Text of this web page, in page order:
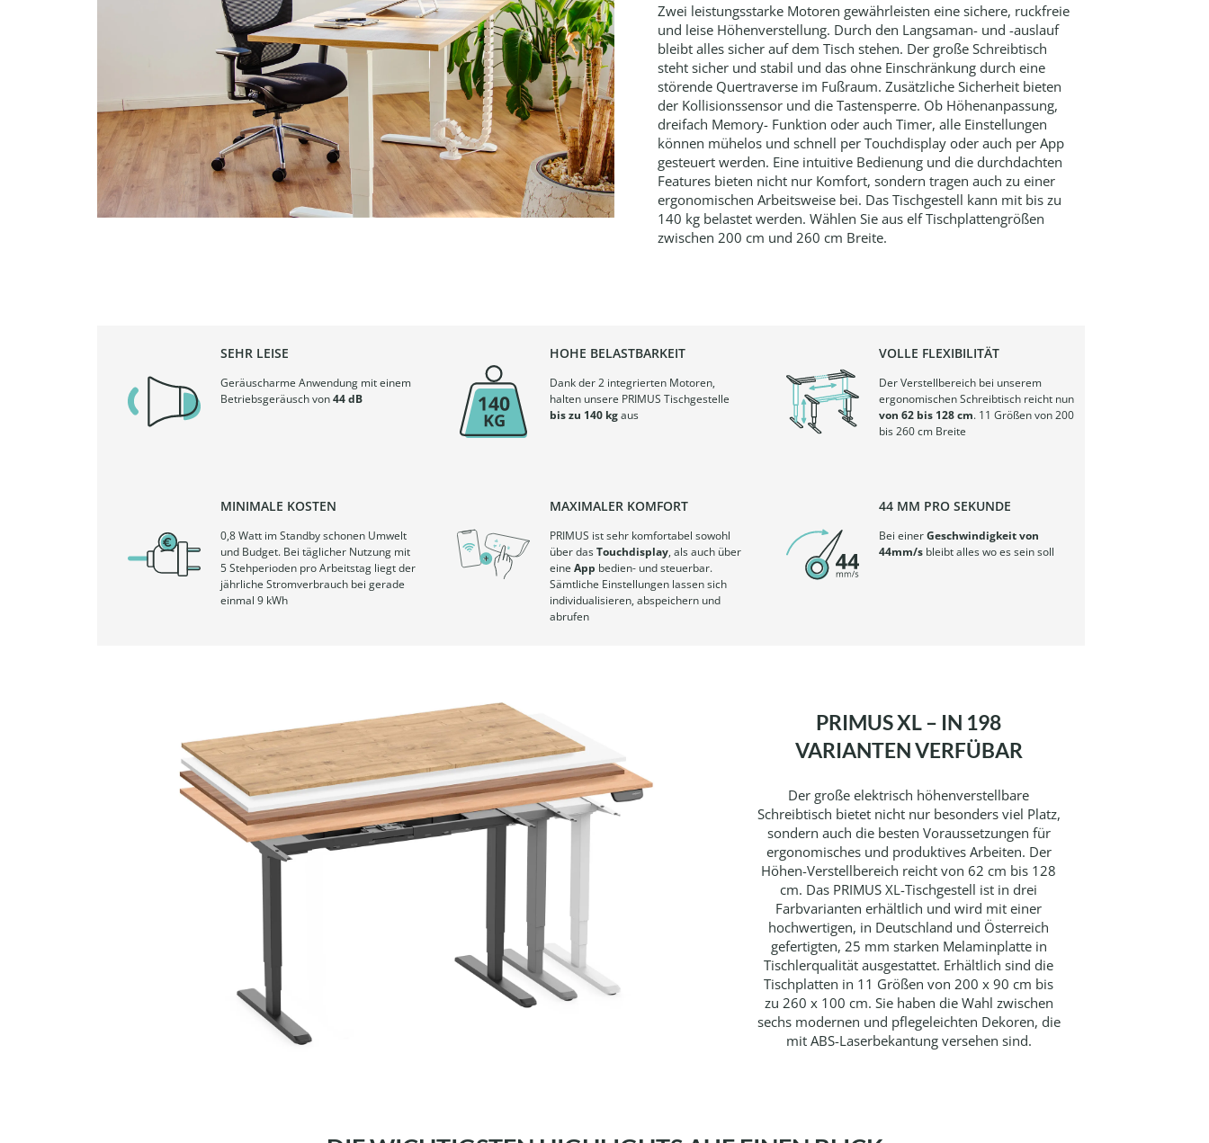
Zwei leistungsstarke Motoren gewährleisten eine sichere, ruckfreie
und leise Höhenverstellung. Durch den Langsaman- und -auslauf
bleibt alles sicher auf dem Tisch stehen. Der große Schreibtisch
steht sicher und stabil und das ohne Einschränkung durch eine
störende Quertraverse im Fußraum. Zusätzliche Sicherheit bieten
der Kollisionssensor und die Tastensperre. Ob Höhenanpassung,
dreifach Memory- Funktion oder auch Timer, alle Einstellungen
können mühelos und schnell per Touchdisplay oder auch per App
gesteuert werden. Eine intuitive Bedienung und die durchdachten
Features bieten nicht nur Komfort, sondern tragen auch zu einer
ergonomischen Arbeitsweise bei. Das Tischgestell kann mit bis zu
140 kg belastet werden. Wählen Sie aus elf Tischplattengrößen
zwischen 200 cm und 260 cm Breite.
SEHR LEISE
Geräuscharme Anwendung mit einem
Betriebsgeräusch von44 dB
HOHE BELASTBARKEIT
Dank der 2 integrierten Motoren,
halten unsere PRIMUS Tischgestelle
bis zu 140 kgaus
VOLLE FLEXIBILITÄT
Der Verstellbereich bei unserem
ergonomischen Schreibtisch reicht nun
von 62 bis 128 cm. 11 Größen von 200
bis 260 cm Breite
MINIMALE KOSTEN
0,8 Watt im Standby schonen Umwelt
und Budget. Bei täglicher Nutzung mit
5 Stehperioden pro Arbeitstag liegt der
jährliche Stromverbrauch bei gerade
einmal 9 kWh
MAXIMALER KOMFORT
PRIMUS ist sehr komfortabel sowohl
über dasTouchdisplay, als auch über
eine App bedien- und steuerbar.
Sämtliche Einstellungen lassen sich
individualisieren, abspeichern und
abrufen
44 MM PRO SEKUNDE
Bei einerGeschwindigkeit von
44mm/sbleibt alles wo es sein soll
PRIMUS XL – IN 198
VARIANTEN VERFÜBAR
Der große elektrisch höhenverstellbare
Schreibtisch bietet nicht nur besonders viel Platz,
sondern auch die besten Voraussetzungen für
ergonomisches und produktives Arbeiten. Der
Höhen-Verstellbereich reicht von 62 cm bis 128
cm. Das PRIMUS XL-Tischgestell ist in drei
Farbvarianten erhältlich und wird mit einer
hochwertigen, in Deutschland und Österreich
gefertigten, 25 mm starken Melaminplatte in
Tischlerqualität ausgestattet. Erhältlich sind die
Tischplatten in 11 Größen von 200 x 90 cm bis
zu 260 x 100 cm. Sie haben die Wahl zwischen
sechs modernen und pflegeleichten Dekoren, die
mit ABS-Laserbekantung versehen sind.